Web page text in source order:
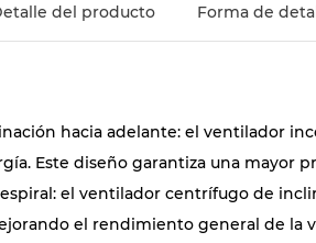
del producto Forma de
hacia adelante: el ventilador
Este diseño garantiza una
el ventilador centrífugo de
el rendimiento general de la